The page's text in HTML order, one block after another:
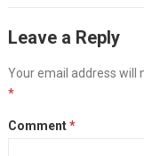
និយាយដោយការនិយាយដ
បាននៅត្រីមាសទី 1 ដំបូងរ
ខ្ញុំគឺស្រស់ស្អាតណាស់។ ខ្ញុំក្
ផ្លូវនៅមាត់ទន្លេក៏ដូចជា
របស់ប៊្លុងឃីងហាំម។ ប្រភព
Bugingham មួយនៃប្រ
ប្រភពទឹកជោមជ្រោមជ្រៅមួ
Leave a Reply
Your email address will
*
Comment*